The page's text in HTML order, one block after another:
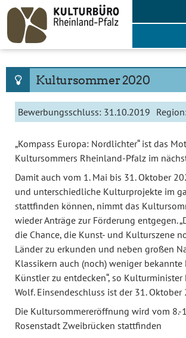
Skip
content
Kultursommer 2020
Bewerbungsschluss: 31.10.2019
„Kompass Europa: Nordlichter“ ist das
Kultursommers Rheinland-Pfalz im
Damit auch vom 1. Mai bis 31. Oktober
und unterschiedliche Kulturprojekte im
stattfinden können, nimmt das
wieder Anträge zur Förderung entgegen.
die Chance, die Kunst- und Kulturszene
Länder zu erkunden und neben großen
Klassikern auch (noch) weniger
Künstler zu entdecken“, so Kulturminister
Wolf. Einsendeschluss ist der 31. Oktober
Die Kultursommereröffnung wird vom 8.-
Rosenstadt Zweibrücken stattfinden